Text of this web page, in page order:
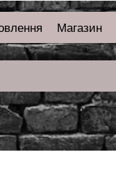
Магазин